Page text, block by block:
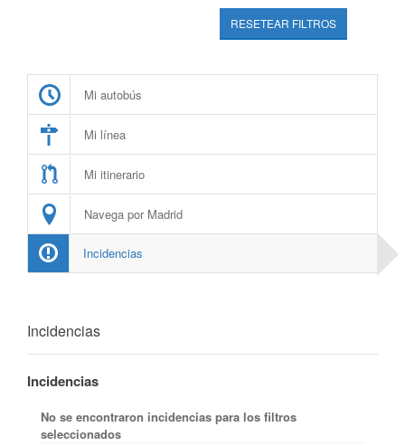
RESETEAR FILTROS
Mi autobús
Mi línea
Mi itinerario
Navega por Madrid
Incidencias
Incidencias
Incidencias
No se encontraron incidencias para los filtros
seleccionados